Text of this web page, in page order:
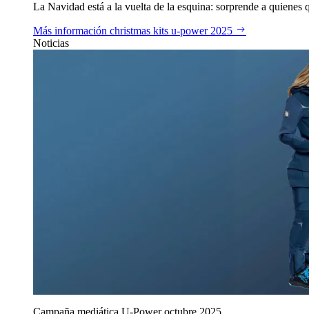
La Navidad está a la vuelta de la esquina: sorprende a
Más información christmas kits u‑power 2025
Noticias
Campaña mediática U‑Power octubre 2025